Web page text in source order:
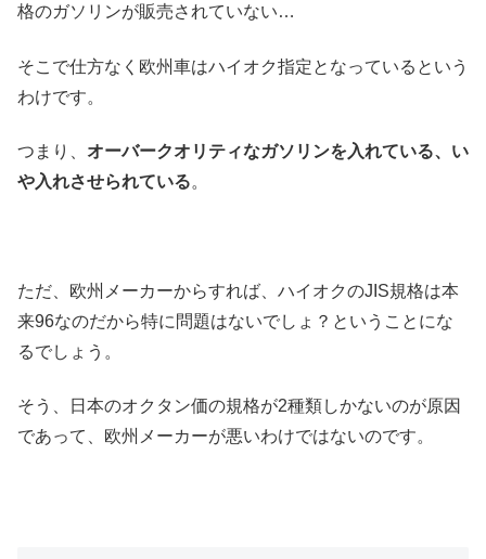
格のガソリンが販売されていない…
そこで仕方なく欧州車はハイオク指定となっているという
わけです。
つまり、 オーバークオリティなガソリンを入れている、い
や入れさせられている。
ただ、欧州メーカーからすれば、ハイオクのJIS規格は本
来96なのだから特に問題はないでしょ？ということにな
るでしょう。
そう、日本のオクタン価の規格が2種類しかないのが原因
であって、欧州メーカーが悪いわけではないのです。